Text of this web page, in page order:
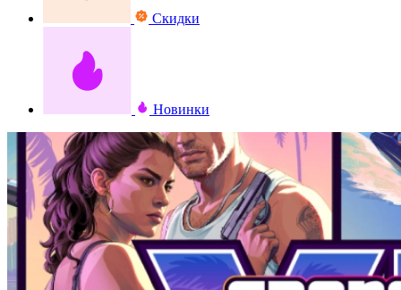
Скидки
Новинки